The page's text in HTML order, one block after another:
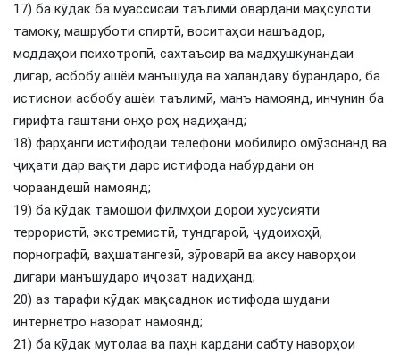
17) ба кӯдак ба муассисаи таълимӣ овардани маҳсулоти
тамоку, машруботи спиртӣ, воситаҳои нашъадор,
моддаҳои психотропӣ, сахтаъсир ва мадҳушкунандаи
дигар, асбобу ашёи манъшуда ва халандаву бурандаро, ба
истиснои асбобу ашёи таълимӣ, манъ намоянд, инчунин ба
гирифта гаштани онҳо роҳ надиҳанд;
18) фарҳанги истифодаи телефони мобилиро омӯзонанд ва
ҷиҳати дар вақти дарс истифода набурдани он
чораандешӣ намоянд;
19) ба кӯдак тамошои филмҳои дорои хусусияти
террористӣ, экстремистӣ, тундгароӣ, ҷудоихоҳӣ,
порнографӣ, ваҳшатангезӣ, зӯроварӣ ва аксу наворҳои
дигари манъшударо иҷозат надиҳанд;
20) аз тарафи кӯдак мақсаднок истифода шудани
интернетро назорат намоянд;
21) ба кӯдак мутолаа ва паҳн кардани сабту наворҳои